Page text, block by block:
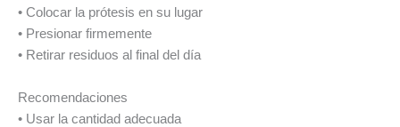
• Colocar la prótesis en su lugar
• Presionar firmemente
• Retirar residuos al final del día
Recomendaciones
• Usar la cantidad adecuada